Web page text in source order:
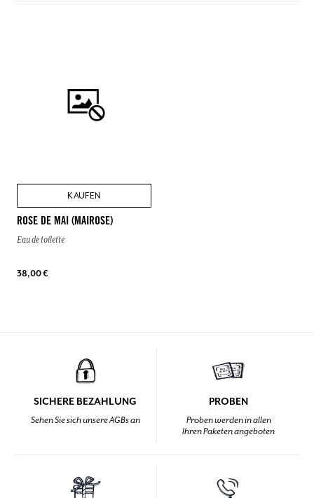
KAUFEN
ROSE DE MAI (MAIROSE)
Eau de toilette
38,00 €
SICHERE BEZAHLUNG
Sehen Sie sich unsere AGBs an
PROBEN
Proben werden in allen
Ihren Paketen angeboten